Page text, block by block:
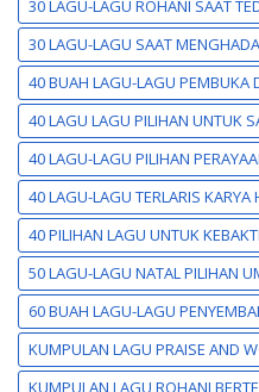
30 LAGU-LAGU ROHANI SAAT
30 LAGU-LAGU SAAT
40 BUAH LAGU-LAGU PEMBUKA
40 LAGU LAGU PILIHAN UNTUK
40 LAGU-LAGU PILIHAN
40 LAGU-LAGU TERLARIS KARYA
40 PILIHAN LAGU UNTUK
50 LAGU-LAGU NATAL PILIHAN
60 BUAH LAGU-LAGU
KUMPULAN LAGU PRAISE AND
KUMPULAN LAGU ROHANI